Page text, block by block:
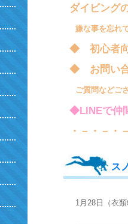
ダイビング
嫌な事を忘れ
◆ 初心
◆ お問い
ご質問などご
◆LINEで
・－・－・
ス
1月28日（衣